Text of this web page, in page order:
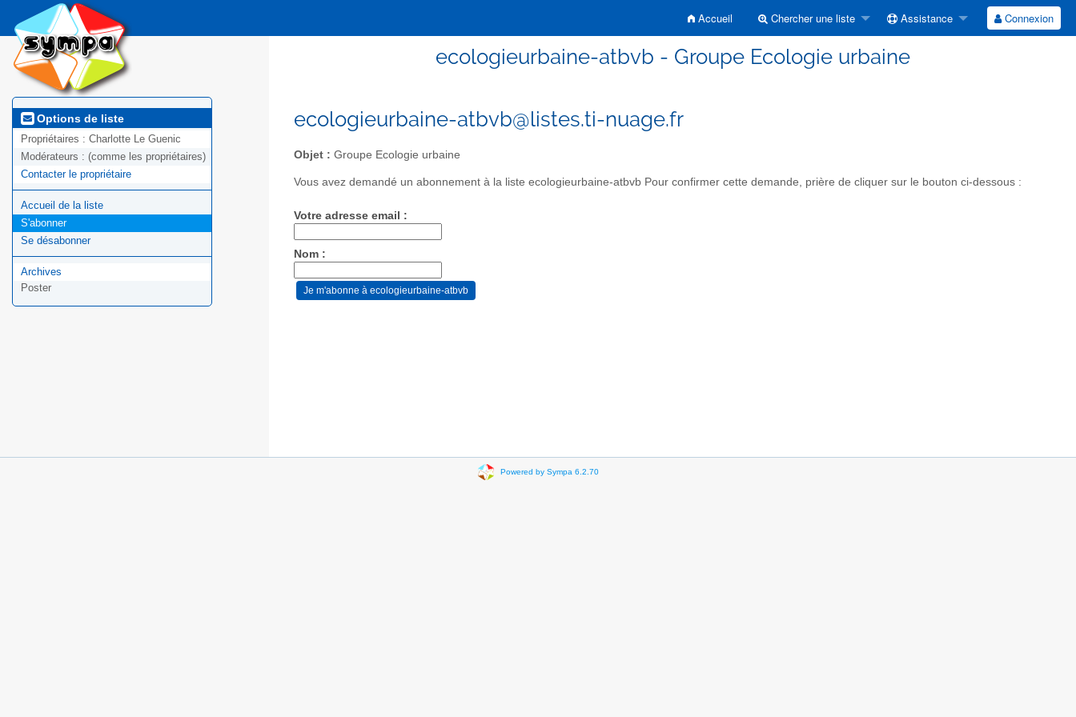
Accueil Chercher une liste Assistance Connexion
ecologieurbaine-atbvb - Groupe Ecologie urbaine
Options de liste
Propriétaires : Charlotte Le Guenic
Modérateurs : (comme les propriétaires)
Contacter le propriétaire
Accueil de la liste
S'abonner
Se désabonner
Archives
Poster
ecologieurbaine-atbvb@listes.ti-nuage.fr
Objet : Groupe Ecologie urbaine
Vous avez demandé un abonnement à la liste ecologieurbaine-atbvb Pour confirmer cette demande, prière de cliquer sur le bouton ci-dessous :
Votre adresse email :
Nom :
Powered by Sympa 6.2.70